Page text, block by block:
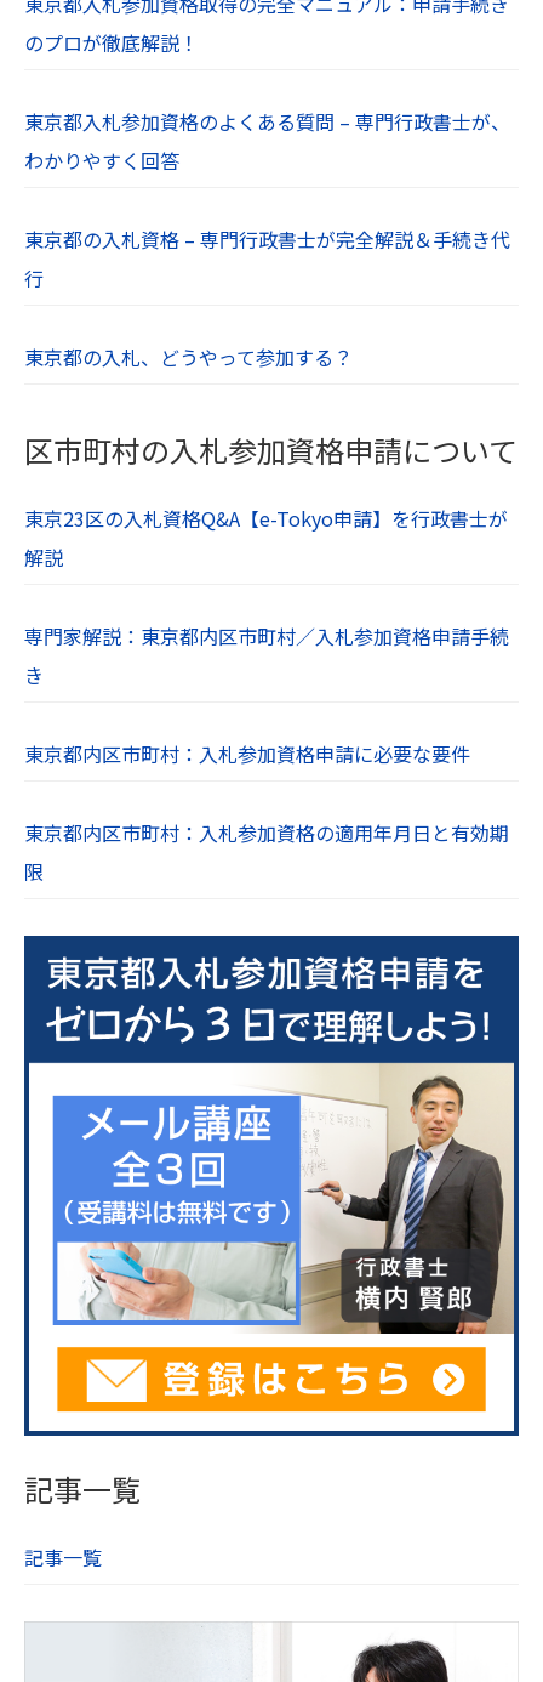
のプロが徹底解説！
東京都入札参加資格のよくある質問 – 専門行政書士が、
わかりやすく回答
東京都の入札資格 – 専門行政書士が完全解説＆手続き代
行
東京都の入札、どうやって参加する？
区市町村の入札参加資格申請について
東京23区の入札資格Q&A【e-Tokyo申請】を行政書士が
解説
専門家解説：東京都内区市町村／入札参加資格申請手続
き
東京都内区市町村：入札参加資格申請に必要な要件
東京都内区市町村：入札参加資格の適用年月日と有効期
限
記事一覧
記事一覧